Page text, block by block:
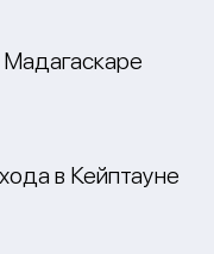
в Кейптауне